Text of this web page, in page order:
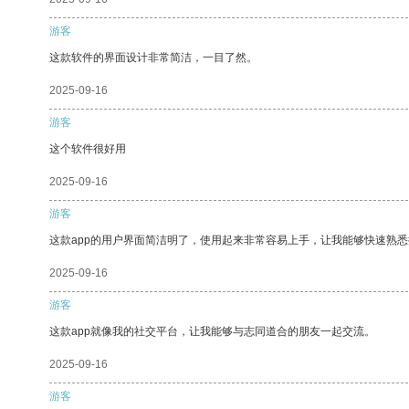
游客
这款软件的界面设计非常简洁，一目了然。
2025-09-16
游客
这个软件很好用
2025-09-16
游客
这款app的用户界面简洁明了，使用起来非常容易上手，让我能够快速熟
2025-09-16
游客
这款app就像我的社交平台，让我能够与志同道合的朋友一起交流。
2025-09-16
游客